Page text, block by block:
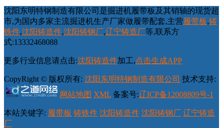
沈阳东明特钢制造有限公司是掘进机履带板及其销轴的现货超
市,为国内多家主流掘进机生产厂家做履带配套,主营履带板,铸
铁件,沈阳铸造件,沈阳铸钢厂,辽宁铸造厂等,联系方
式:13332468088
更多行业信息请点击:沈阳铸造件加工,点击生成APP
CopyRight © 版权所有: 沈阳东明特钢制造有限公司 技术支持:
网站地图 XML 备案号:辽ICP备12008809号-1
本站关键字: 履带板 铸铁件 沈阳铸造件 沈阳铸钢厂 辽宁铸造
厂